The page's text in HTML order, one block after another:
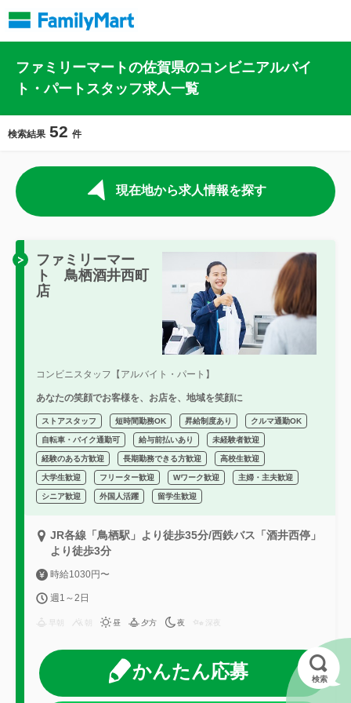
ファミリーマートの佐賀県のコンビニアルバイ
ト・パートスタッフ求人一覧
検索結果 52 件
現在地から求人情報を探す
ファミリーマー
ト 鳥栖酒井西町
店
コンビニスタッフ【アルバイト・パート】
あなたの笑顔でお客様を、お店を、地域を笑顔に
ストアスタッフ 短時間勤務OK 昇給制度あり クルマ通勤OK
自転車・バイク通勤可 給与前払いあり 未経験者歓迎
経験のある方歓迎 長期勤務できる方歓迎 高校生歓迎
大学生歓迎 フリーター歓迎 Wワーク歓迎 主婦・主夫歓迎
シニア歓迎 外国人活躍 留学生歓迎
JR各線「鳥栖駅」より徒歩35分/西鉄バス「酒井西停」
より徒歩3分
時給1030円〜
週1～2日
昼 夕方 夜 深夜
かんたん応募 検索